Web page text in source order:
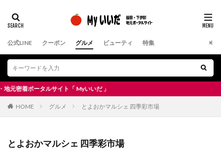
公式LINE クーポン グルメ ビューティ 特集
ータルサイト「 Myいいだ 」
HOME グルメ とよおかマルシェ 四季彩市場
とよおかマルシェ 四季彩市場